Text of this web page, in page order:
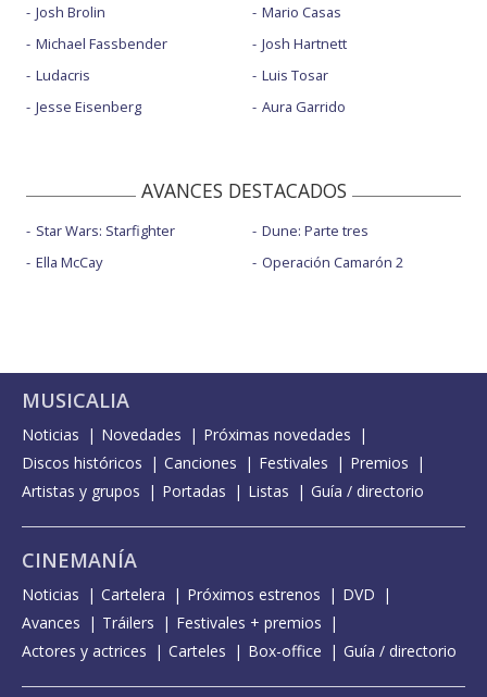
Josh Brolin
Michael Fassbender
Ludacris
Jesse Eisenberg
Mario Casas
Josh Hartnett
Luis Tosar
Aura Garrido
AVANCES DESTACADOS
Star Wars: Starfighter
Ella McCay
Dune: Parte tres
Operación Camarón 2
MUSICALIA
Noticias Novedades
Próximas novedades
Discos históricos
Canciones Festivales
Premios
Artistas y grupos
Portadas Listas Guía / directorio
CINEMANÍA
Noticias Cartelera Próximos estrenos
DVD
Avances
Tráilers
Festivales + premios
Actores y actrices
Carteles Box-office Guía / directorio